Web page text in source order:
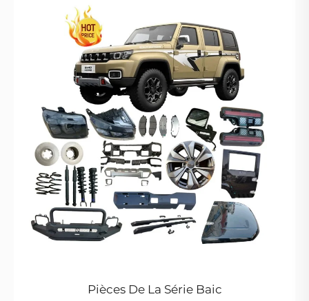
Pièces De La Série Baic